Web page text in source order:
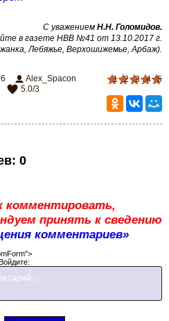
С уважением Н.Н. Голомидов.
в газете НВВ №41 от 13.10.2017 г.
Лебяжье, Верхошижемье, Арбаж).
1 2 3 4 5
Alex_Spacon
5.0/3
: 0
комментировать,
принять к сведению
комментариев»